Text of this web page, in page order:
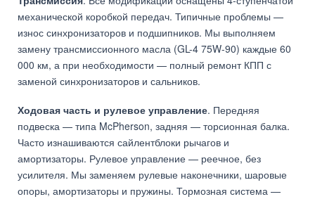
механической коробкой передач. Типичные проблемы —
износ синхронизаторов и подшипников. Мы выполняем
замену трансмиссионного масла (GL-4 75W-90) каждые 60
000 км, а при необходимости — полный ремонт КПП с
заменой синхронизаторов и сальников.
Ходовая часть и рулевое управление. Передняя
подвеска — типа McPherson, задняя — торсионная балка.
Часто изнашиваются сайлентблоки рычагов и
амортизаторы. Рулевое управление — реечное, без
усилителя. Мы заменяем рулевые наконечники, шаровые
опоры, амортизаторы и пружины. Тормозная система —